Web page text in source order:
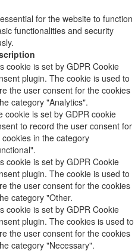
for the website to function
functionalities and security
cookie is set by GDPR Cookie
plugin. The cookie is used to
the user consent for the cookies
category "Analytics".
cookie is set by GDPR cookie
to record the user consent for
cookies in the category
cookie is set by GDPR Cookie
plugin. The cookie is used to
the user consent for the cookies
category "Other.
cookie is set by GDPR Cookie
plugin. The cookies is used to
the user consent for the cookies
category "Necessary".